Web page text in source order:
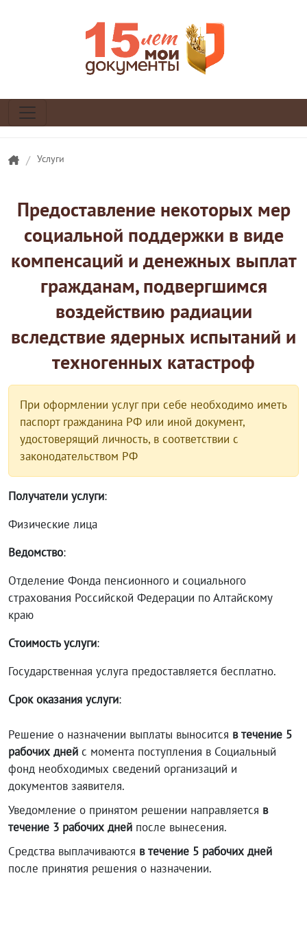
/ Услуги
Предоставление некоторых мер
социальной поддержки в виде
компенсаций и денежных выплат
гражданам, подвергшимся
воздействию радиации
вследствие ядерных испытаний и
техногенных катастроф
При оформлении услуг при себе необходимо иметь
паспорт гражданина РФ или иной документ,
удостоверящий личность, в соответствии с
законодательством РФ
Получатели услуги:
Физические лица
Ведомство:
Отделение Фонда пенсионного и социального
страхования Российской Федерации по Алтайскому
краю
Стоимость услуги:
Государственная услуга предоставляется бесплатно.
Срок оказания услуги:
Решение о назначении выплаты выносится в течение 5
рабочих дней с момента поступления в Социальный
фонд необходимых сведений организаций и
документов заявителя.
Уведомление о принятом решении направляется в
течение 3 рабочих дней после вынесения.
Средства выплачиваются в течение 5 рабочих дней
после принятия решения о назначении.